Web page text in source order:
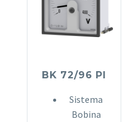
BK 72/96 PI
Sistema
Bobina